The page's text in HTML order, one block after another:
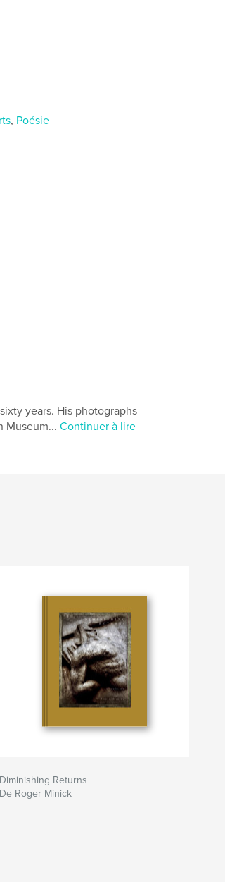
, Poésie
years. His photographs
Museum... Continuer à lire
Diminishing Returns
De Roger Minick